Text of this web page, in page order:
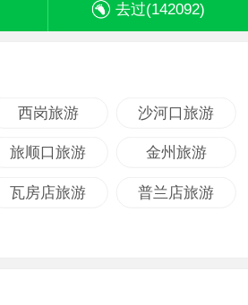
去过(142092)
西岗旅游 沙河口旅游
旅顺口旅游 金州旅游
瓦房店旅游 普兰店旅游